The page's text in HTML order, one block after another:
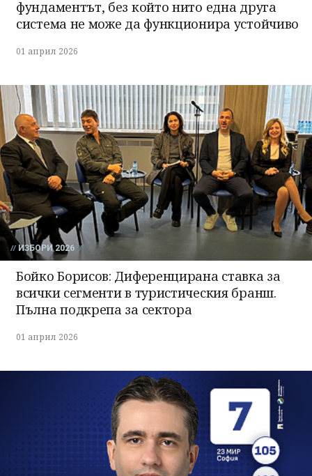
фундаментът, без който нито една друга
система не може да функционира устойчиво
01 април 2026
ИЗБОРИ 2026
Бойко Борисов: Диференцирана ставка за
всички сегменти в туристическия бранш.
Пълна подкрепа за сектора
01 април 2026